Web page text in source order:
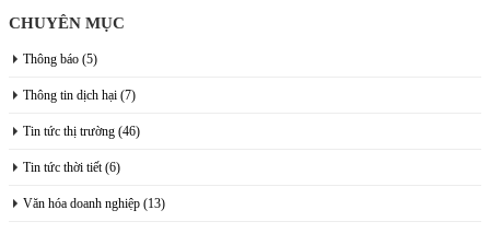
CHUYÊN MỤC
Thông báo (5)
Thông tin dịch hại (7)
Tin tức thị trường (46)
Tin tức thời tiết(6)
Văn hóa doanh nghiệp (13)